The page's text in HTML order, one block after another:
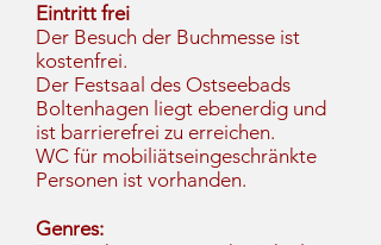
Eintritt frei
Der Besuch der Buchmesse ist
kostenfrei.
Der Festsaal des Ostseebads
Boltenhagen liegt ebenerdig und
ist barrierefrei zu erreichen.
WC für mobiliätseingeschränkte
Personen ist vorhanden.
Genres: